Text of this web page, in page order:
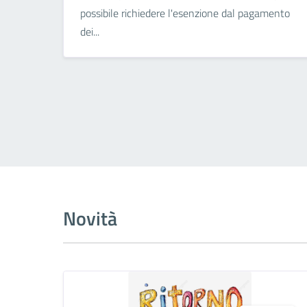
possibile richiedere l'esenzione dal pagamento
dei...
Novità